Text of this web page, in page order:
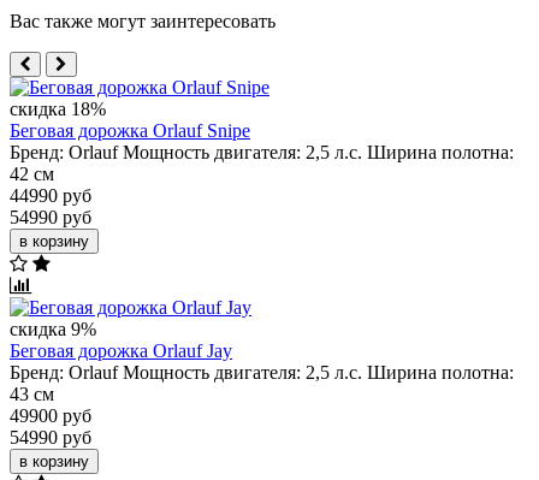
Вас также могут заинтересовать
скидка 18%
Беговая дорожка Orlauf Snipe
Бренд: Orlauf Мощность двигателя: 2,5 л.с. Ширина полотна:
42 см
44990 руб
54990 руб
в корзину
скидка 9%
Беговая дорожка Orlauf Jay
Бренд: Orlauf Мощность двигателя: 2,5 л.с. Ширина полотна:
43 см
49900 руб
54990 руб
в корзину